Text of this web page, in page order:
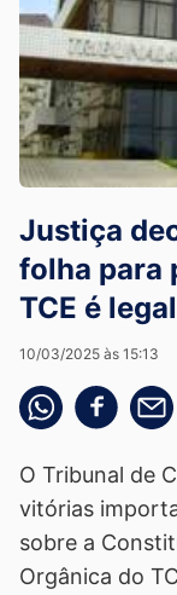
Justiça
folha para
TCE é legal
10/03/2025 às 15:13
Compartilhe pelo
Compartilhar
O Tribunal de
vitórias
sobre a
Orgânica do